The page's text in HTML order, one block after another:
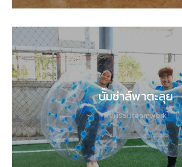
บั๊มซ่าส์พาตะลุย
กิจกรรมteamwork